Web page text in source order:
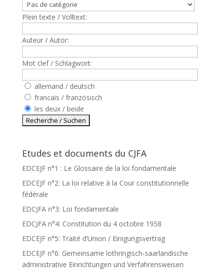
Plein texte / Volltext:
Auteur / Autor:
Mot clef / Schlagwort:
allemand / deutsch
francais / französisch
les deux / beide
Etudes et documents du CJFA
EDCEJF n°1 : Le Glossaire de la loi fondamentale
EDCEJF n°2: La loi relative à la Cour constitutionnelle
fédérale
EDCJFA n°3: Loi fondamentale
EDCJFA n°4: Constitution du 4 octobre 1958
EDCEJF n°5: Traité d’Union / Einigungsvertrag
EDCEJF n°6: Gemeinsame lothringisch-saarländische
administrative Einrichtungen und Verfahrensweisen